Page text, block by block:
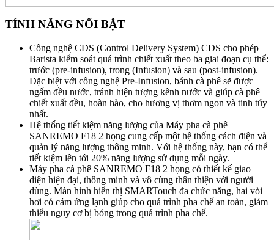
TÍNH NĂNG NỔI BẬT
Công nghệ CDS (Control Delivery System) CDS cho phép
Barista kiểm soát quá trình chiết xuất theo ba giai đoạn cụ thể:
trước (pre-infusion), trong (Infusion) và sau (post-infusion).
Đặc biệt với công nghệ Pre-Infusion, bánh cà phê sẽ được
ngấm đều nước, tránh hiện tượng kênh nước và giúp cà phê
chiết xuất đều, hoàn hào, cho hương vị thơm ngon và tinh túy
nhất.
Hệ thống tiết kiệm năng lượng của Máy pha cà phê
SANREMO F18 2 họng cung cấp một hệ thống cách điện và
quản lý năng lượng thông minh. Với hệ thống này, bạn có thể
tiết kiệm lên tới 20% năng lượng sử dụng mỗi ngày.
Máy pha cà phê SANREMO F18 2 họng có thiết kế giao
diện hiện đại, thông minh và vô cùng thân thiện với người
dùng. Màn hình hiển thị SMARTouch đa chức năng, hai vòi
hơi có cảm ứng lạnh giúp cho quá trình pha chế an toàn, giảm
thiểu nguy cơ bị bỏng trong quá trình pha chế.